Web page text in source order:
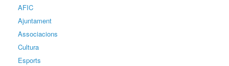
AFIC
Ajuntament
Associacions
Cultura
Esports